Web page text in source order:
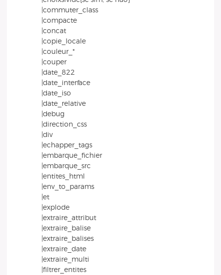
|commuter_class
|compacte
|concat
|copie_locale
|couleur_*
|couper
|date_822
|date_interface
|date_iso
|date_relative
|debug
|direction_css
|div
|echapper_tags
|embarque_fichier
|embarque_src
|entites_html
|env_to_params
|et
|explode
|extraire_attribut
|extraire_balise
|extraire_balises
|extraire_date
|extraire_multi
|filtrer_entites